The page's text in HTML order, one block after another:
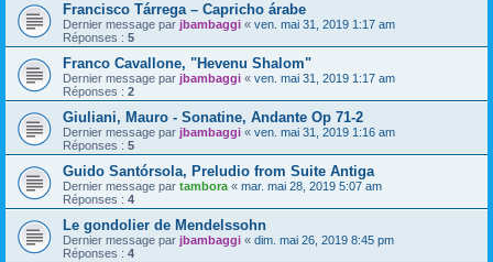
Francisco Tárrega – Capricho árabe
Dernier message par jbambaggi « ven. mai 31, 2019 1:17 am
Réponses : 5
Franco Cavallone, "Hevenu Shalom"
Dernier message par jbambaggi « ven. mai 31, 2019 1:17 am
Réponses : 2
Giuliani, Mauro - Sonatine, Andante Op 71-2
Dernier message par jbambaggi « ven. mai 31, 2019 1:16 am
Réponses : 5
Guido Santórsola, Preludio from Suite Antiga
Dernier message par tambora « mar. mai 28, 2019 5:07 am
Réponses : 4
Le gondolier de Mendelssohn
Dernier message par jbambaggi « dim. mai 26, 2019 8:45 pm
Réponses : 4